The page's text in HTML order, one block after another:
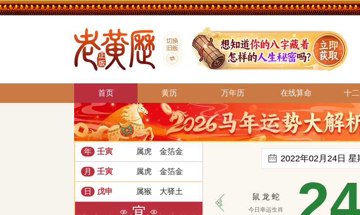
首页 黄历 万年历 在线算命 十
年 壬寅 属虎 金箔金
月 壬寅 属虎 金箔金
日 戊申 属猴 大驿土
鼠 龙 蛇
今日幸运生肖